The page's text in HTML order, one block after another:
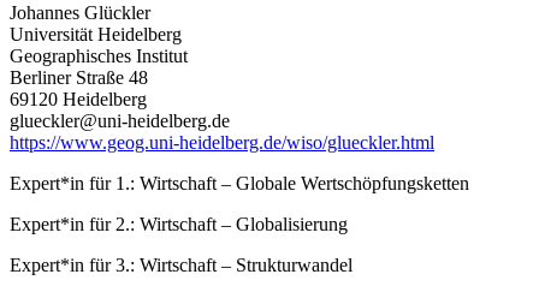
Johannes Glückler
Universität Heidelberg
Geographisches Institut
Berliner Straße 48
69120 Heidelberg
glueckler@uni-heidelberg.de
https://www.geog.uni-heidelberg.de/wiso/glueckler.html
Expert*in für 1.: Wirtschaft – Globale Wertschöpfungsketten
Expert*in für 2.: Wirtschaft – Globalisierung
Expert*in für 3.: Wirtschaft – Strukturwandel